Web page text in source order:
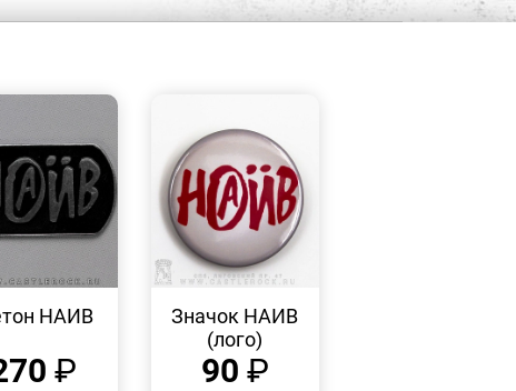
ПРОСМОТР
НАИВ
₽
ПРОСМОТР
Значок НАИВ
(лого)
90 ₽